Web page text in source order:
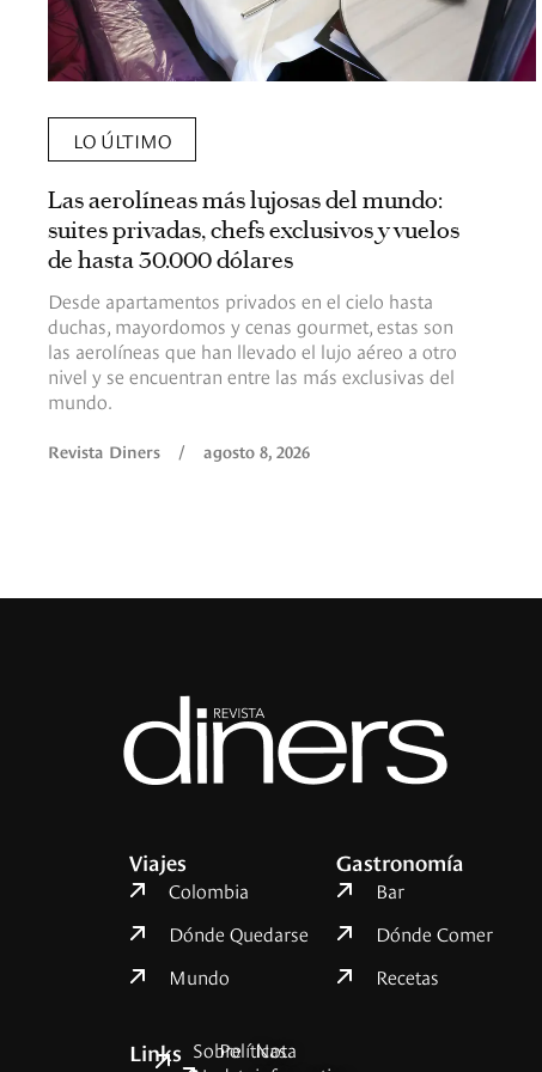
LO ÚLTIMO
Las aerolíneas más lujosas del mundo:
suites privadas, chefs exclusivos y vuelos
de hasta 30.000 dólares
Desde apartamentos privados en el cielo hasta
duchas, mayordomos y cenas gourmet, estas son
las aerolíneas que han llevado el lujo aéreo a otro
nivel y se encuentran entre las más exclusivas del
mundo.
Revista Diners / agosto 8, 2026
Viajes
Colombia
Dónde Quedarse
Mundo
Gastronomía
Bar
Dónde Comer
Recetas
Links SobrePolíticas
Nota